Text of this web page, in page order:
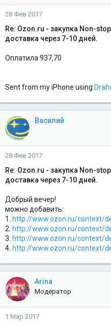
28 Фев 2017
Re: Ozon.ru - закупка Non-
доставка через 7-10 дней.
Оплатила 937,70
Sent from my iPhone using
Василий
28 Фев 2017
Re: Ozon.ru - закупка Non-
доставка через 7-10 дней.
Добрый вечер!
можно добавить:
1.
http://www.ozon.ru/context/
2. http://www.ozon.ru/context/
3. http://www.ozon.ru/context/
4. http://www.ozon.ru/context/
Arina
Модератор
1 Мар 2017